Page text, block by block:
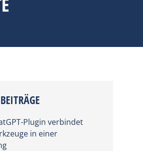
Plugin verbindet
in einer